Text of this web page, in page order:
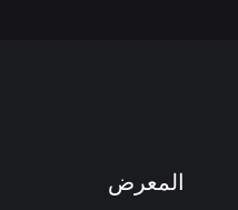
المعرض